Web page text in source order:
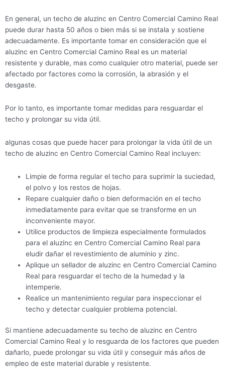
En general, un techo de aluzinc en Centro Comercial Camino Real
puede durar hasta 50 años o bien más si se instala y sostiene
adecuadamente. Es importante tomar en consideración que el
aluzinc en Centro Comercial Camino Real es un material
resistente y durable, mas como cualquier otro material, puede ser
afectado por factores como la corrosión, la abrasión y el
desgaste.
Por lo tanto, es importante tomar medidas para resguardar el
techo y prolongar su vida útil.
algunas cosas que puede hacer para prolongar la vida útil de un
techo de aluzinc en Centro Comercial Camino Real incluyen:
Limpie de forma regular el techo para suprimir la suciedad,
el polvo y los restos de hojas.
Repare cualquier daño o bien deformación en el techo
inmediatamente para evitar que se transforme en un
inconveniente mayor.
Utilice productos de limpieza especialmente formulados
para el aluzinc en Centro Comercial Camino Real para
eludir dañar el revestimiento de aluminio y zinc.
Aplique un sellador de aluzinc en Centro Comercial Camino
Real para resguardar el techo de la humedad y la
intemperie.
Realice un mantenimiento regular para inspeccionar el
techo y detectar cualquier problema potencial.
Si mantiene adecuadamente su techo de aluzinc en Centro
Comercial Camino Real y lo resguarda de los factores que pueden
dañarlo, puede prolongar su vida útil y conseguir más años de
empleo de este material durable y resistente.